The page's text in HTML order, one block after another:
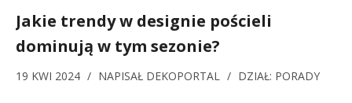
Jakie trendy w designie pościeli
dominują w tym sezonie?
19 KWI 2024 / NAPISAŁ DEKOPORTAL / DZIAŁ: PORADY